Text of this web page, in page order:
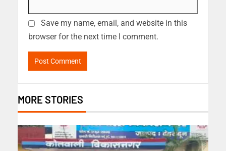
Save my name, email, and website in this
browser for the next time I comment.
MORE STORIES